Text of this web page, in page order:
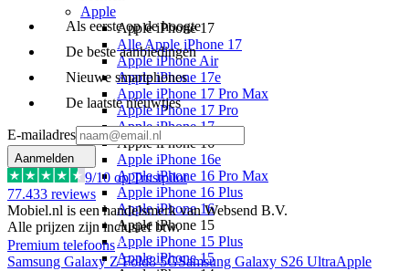
Apple
Apple iPhone 17
Alle Apple iPhone 17
Apple iPhone Air
Apple iPhone 17e
Apple iPhone 17 Pro Max
Apple iPhone 17 Pro
Apple iPhone 17
Apple iPhone 16
Apple iPhone 16e
Apple iPhone 16 Pro Max
Apple iPhone 16 Plus
Apple iPhone 16
Apple iPhone 15
Apple iPhone 15 Plus
Apple iPhone 15
Als eerste op de hoogte
De beste aanbiedingen
Nieuwe smartphones
De laatste nieuwtjes
E-mailadres
Aanmelden
9/10 op Trustpilot
77.433 reviews
Mobiel.nl is een handelsmerk van Websend B.V.
Alle prijzen zijn inclusief btw.
Premium telefoons
Samsung Galaxy Z Fold8 5GSamsung Galaxy S26 UltraApple